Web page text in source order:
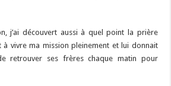
j’ai découvert aussi à quel point la prière
à vivre ma mission pleinement et lui donnait
retrouver ses frères chaque matin pour